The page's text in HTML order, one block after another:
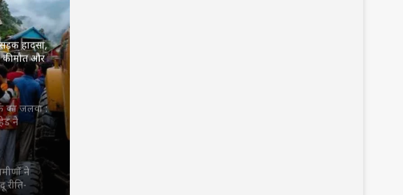
हादसा,
की मौत और
का जलवा :
ने
मेडल
ने
रीति-